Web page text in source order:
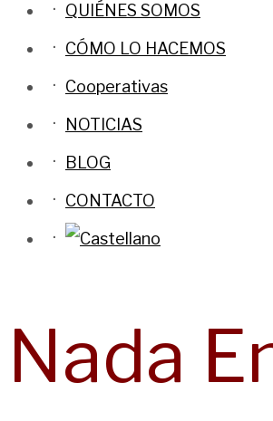
QUIÉNES SOMOS
CÓMO LO HACEMOS
Cooperativas
NOTICIAS
BLOG
CONTACTO
Nada